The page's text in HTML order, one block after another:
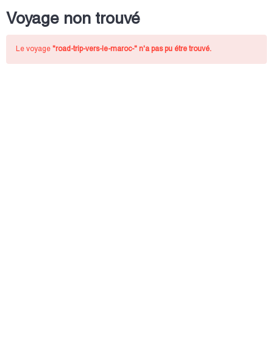
Voyage non trouvé
Le voyage "road-trip-vers-le-maroc-" n'a pas pu étre trouvé.